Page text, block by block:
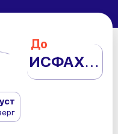
До
ИСФАХАН